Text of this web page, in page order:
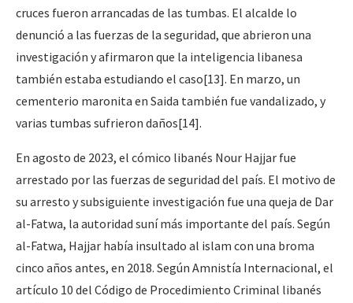
cruces fueron arrancadas de las tumbas. El alcalde lo
denunció a las fuerzas de la seguridad, que abrieron una
investigación y afirmaron que la inteligencia libanesa
también estaba estudiando el caso[13]. En marzo, un
cementerio maronita en Saida también fue vandalizado, y
varias tumbas sufrieron daños[14].
En agosto de 2023, el cómico libanés Nour Hajjar fue
arrestado por las fuerzas de seguridad del país. El motivo de
su arresto y subsiguiente investigación fue una queja de Dar
al-Fatwa, la autoridad suní más importante del país. Según
al-Fatwa, Hajjar había insultado al islam con una broma
cinco años antes, en 2018. Según Amnistía Internacional, el
artículo 10 del Código de Procedimiento Criminal libanés